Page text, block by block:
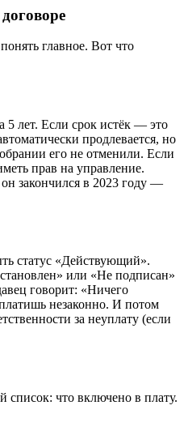
главное. Вот что
лет. Если срок истёк — это
продлевается, но
его не отменили. Если
прав на управление.
закончился в 2023 году —
статус «Действующий».
или «Не подписан»
говорит: «Ничего
незаконно. И потом
за неуплату (если
список: что включено в плату.